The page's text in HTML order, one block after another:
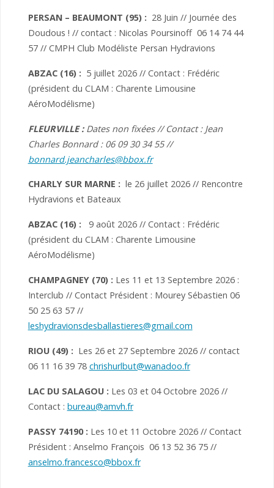
PERSAN – BEAUMONT (95) : 28 Juin // Journée des
Doudous ! // contact : Nicolas Poursinoff 06 14 74 44
57 // CMPH Club Modéliste Persan Hydravions
ABZAC (16) : 5 juillet 2026 // Contact : Frédéric
(président du CLAM : Charente Limousine
AéroModélisme)
FLEURVILLE :Dates non fixées // Contact : Jean
Charles Bonnard : 06 09 30 34 55 //
bonnard.jeancharles@bbox.fr
CHARLY SUR MARNE : le 26 juillet 2026 // Rencontre
Hydravions et Bateaux
ABZAC (16) : 9 août 2026 // Contact : Frédéric
(président du CLAM : Charente Limousine
AéroModélisme)
CHAMPAGNEY (70) : Les 11 et 13 Septembre 2026 :
Interclub // Contact Président : Mourey Sébastien 06
50 25 63 57 //
leshydravionsdesballastieres@gmail.com
RIOU (49) : Les 26 et 27 Septembre 2026 // contact
06 11 16 39 78 chrishurlbut@wanadoo.fr
LAC DU SALAGOU : Les 03 et 04 Octobre 2026 //
Contact : bureau@amvh.fr
PASSY 74190 : Les 10 et 11 Octobre 2026 // Contact
Président : Anselmo François 06 13 52 36 75 //
anselmo.francesco@bbox.fr